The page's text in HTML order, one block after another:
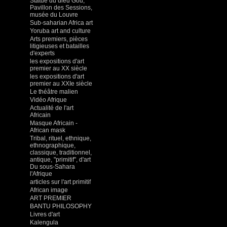
Pavillon des Sessions,
musée du Louvre
Sub-saharian Africa art
Yoruba art and culture
Arts premiers, pièces
litigieuses et batailles
d'experts
les expositions d'art
premier au XX siècle
les expositions d'art
premier au XXIe siècle
Le théâtre malien
Vidéo Afrique
Actualité de l'art
Africain
Masque Africain -
African mask
Tribal, rituel, ethnique,
ethnographique,
classique, traditionnel,
antique, "primitif", d'art
Du sous-Sahara
l'Afrique
articles sur l'art primitif
African image
ART PREMIER
BANTU PHILOSOPHY
Livres d'art
Kalengula